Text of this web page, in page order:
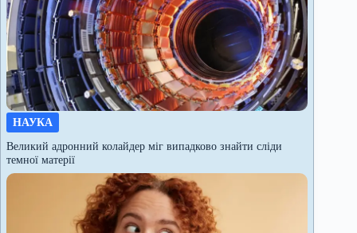
НАУКА
Великий адронний колайдер міг випадково знайти сліди
темної матерії